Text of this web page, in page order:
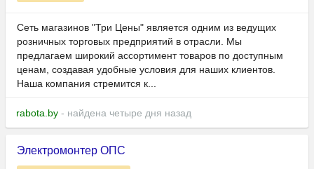
Сеть магазинов "Три Цены" является одним из ведущих
розничных торговых предприятий в отрасли. Мы
предлагаем широкий ассортимент товаров по доступным
ценам, создавая удобные условия для наших клиентов.
Наша компания стремится к...
rabota.by - найдена четыре дня назад
Электромонтер ОПС